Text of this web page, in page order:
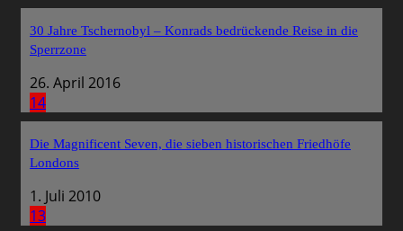
30 Jahre Tschernobyl – Konrads bedrückende Reise in die
Sperrzone
26. April 2016
14
Die Magnificent Seven, die sieben historischen Friedhöfe
Londons
1. Juli 2010
13